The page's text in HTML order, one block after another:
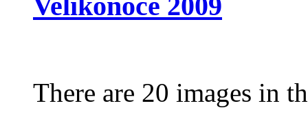
There are 20 images in